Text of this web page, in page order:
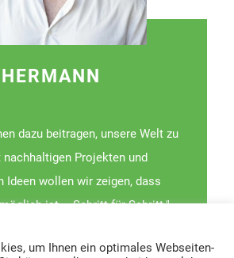
dazu beitragen, unsere Welt zu
Projekten und
Ideen wollen wir zeigen, dass
ist – Schritt für Schritt."
um Ihnen ein optimales Webseiten-